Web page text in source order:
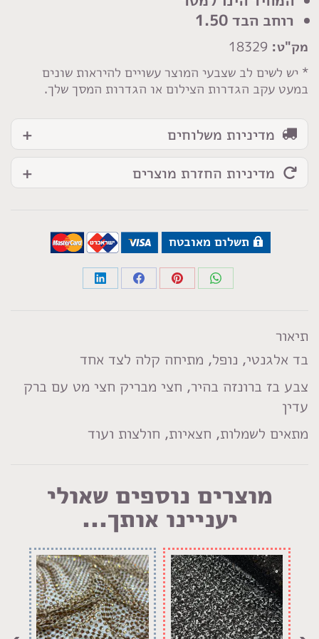
רוחב הבד 1.50
מק"ט:
* יש לשים לב שצבעי המוצר עשויים להיראות שונים
במעט עקב הגדרות הצילום או הגדרות המסך שלך.
סאטן
בז
מדיניות משלוחים
מדיניות החזרת מוצרים
תשלום מאובטח
Share
Share
Share
Share
תיאור
בד אלגנטי, נופל, מתיחה קלה לצד אחד
צבע בז ברונזה בהיר, חצי מבריק חצי מט עם ברק
עדין
מתאים לשמלות, חצאיות, חולצות ועוד
מוצרים נוספים שאולי
יעניינו אותך...